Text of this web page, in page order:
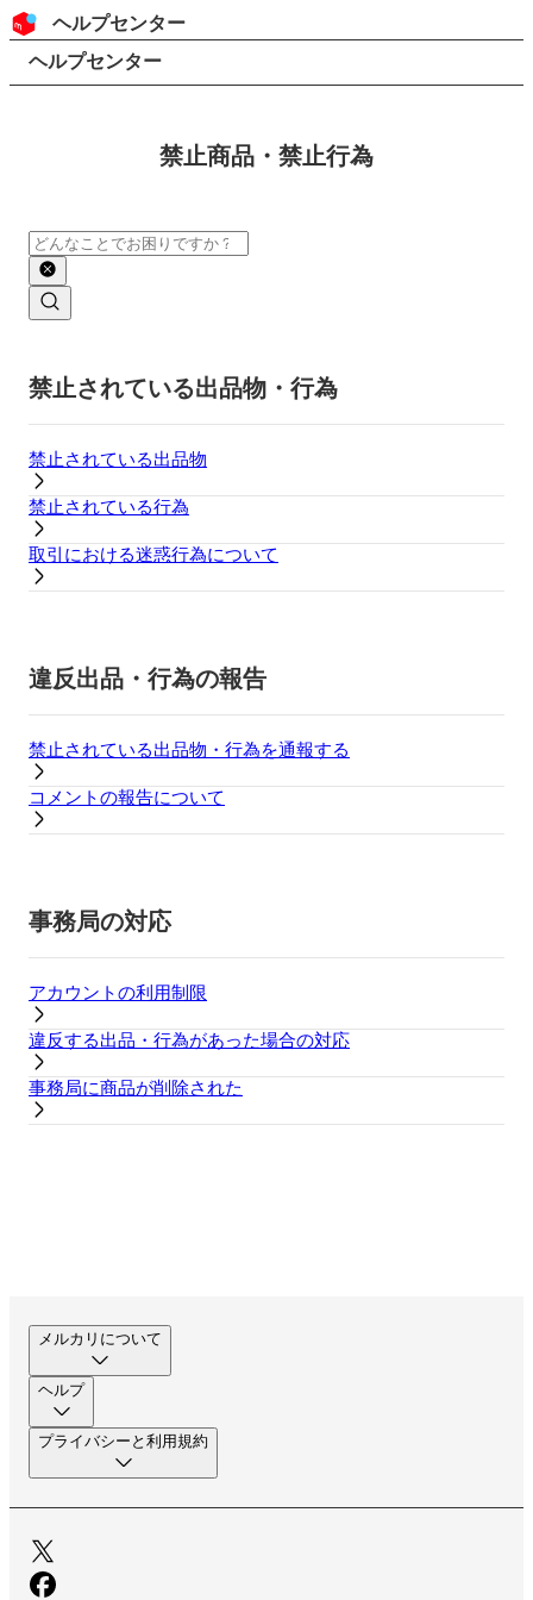
コンテンツにスキップ
ヘッダー
ヘルプセンター
検索
パンくずリスト
ヘルプセンター
禁止商品・禁止行為
検索
禁止されている出品物・行為
禁止されている出品物
禁止されている行為
取引における迷惑行為について
違反出品・行為の報告
禁止されている出品物・行為を通報する
コメントの報告について
事務局の対応
アカウントの利用制限
違反する出品・行為があった場合の対応
事務局に商品が削除された
メルカリについて
ヘルプ
プライバシーと利用規約